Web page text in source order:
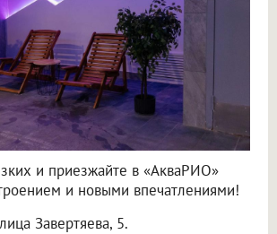
и приезжайте в «АкваРИО»
и новыми впечатлениями!
Завертяева, 5.